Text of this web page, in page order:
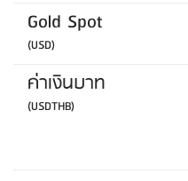
Gold Spot
(USD)
ค่าเงินบาท
(USDTHB)